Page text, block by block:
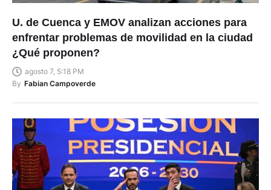
U. de Cuenca y EMOV analizan acciones para
enfrentar problemas de movilidad en la ciudad
¿Qué proponen?
agosto 7, 5:18 PM
By Fabian Campoverde